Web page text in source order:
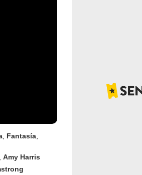
Fantasía
Amy Harris